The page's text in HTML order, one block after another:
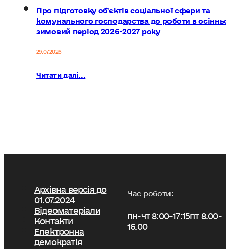
Про підготовку об’єктів соціальної сфери та
комунального господарства до роботи в
зимовий період 2026-2027 року
29.07.2026
Читати далі...
Архівна версія до
01.07.2024
Відеоматеріали
Контакти
Електронна
демократія
Час роботи:
пн-чт 8:00-17:15пт 8.00-
16.00